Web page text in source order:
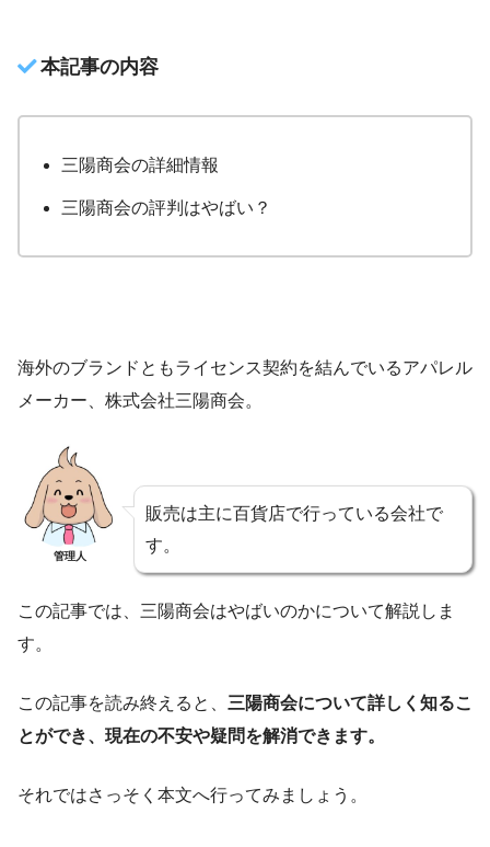
本記事の内容
三陽商会の詳細情報
三陽商会の評判はやばい？
海外のブランドともライセンス契約を結んでいるアパレル
メーカー、株式会社三陽商会。
管理人
販売は主に百貨店で行っている会社で
す。
この記事では、三陽商会はやばいのかについて解説しま
す。
この記事を読み終えると、 三陽商会について詳しく知るこ
とができ、現在の不安や疑問を解消できます。
それではさっそく本文へ行ってみましょう。